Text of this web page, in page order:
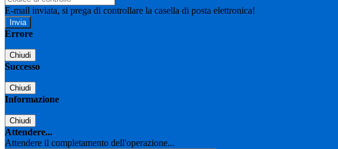
E-mail inviata, si prega di controllare la casella di posta elettronica!
Errore
Chiudi
Successo
Chiudi
Informazione
Chiudi
Attendere...
Attendere il completamento dell'operazione...